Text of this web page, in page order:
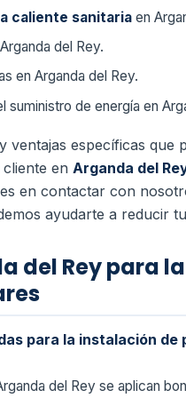
caliente sanitaria en
del Rey.
en Arganda del Rey.
suministro de energía en
específicas que
en Arganda del
en contactar con
ayudarte a reducir
del Rey para
para la instalación de
del Rey se aplican